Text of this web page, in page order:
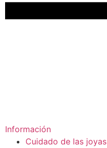
Información
Cuidado de las joyas